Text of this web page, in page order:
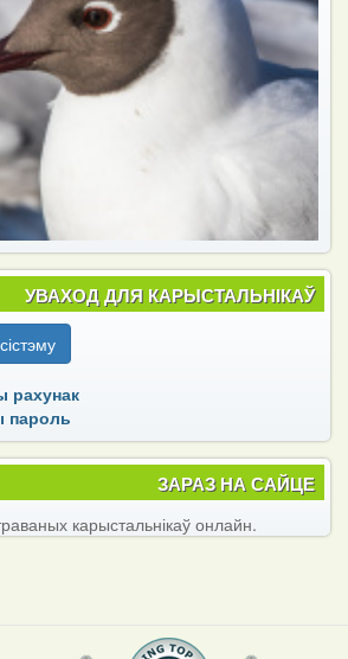
УВАХОД ДЛЯ КАРЫСТАЛЬНІКАЎ
рахунак
пароль
ЗАРАЗ НА САЙЦЕ
карыстальнікаў онлайн.